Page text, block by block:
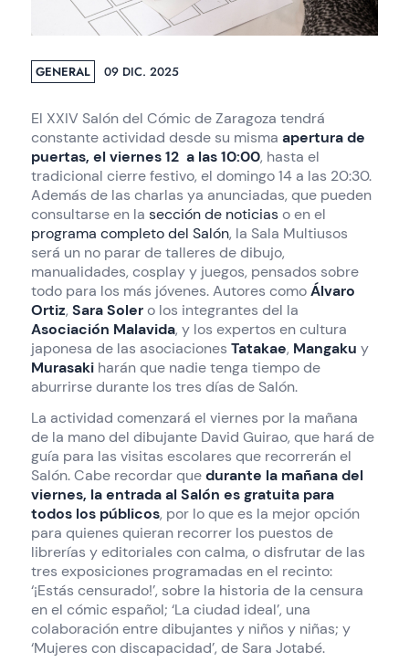
GENERAL 09 DIC. 2025
El XXIV Salón del Cómic de Zaragoza tendrá
constante actividad desde su misma apertura de
puertas, el viernes 12 a las 10:00, hasta el
tradicional cierre festivo, el domingo 14 a las 20:30.
Además de las charlas ya anunciadas, que pueden
consultarse en la sección de noticiaso en el
programa completo del Salón, la Sala Multiusos
será un no parar de talleres de dibujo,
manualidades, cosplay y juegos, pensados sobre
todo para los más jóvenes. Autores comoÁlvaro
Ortiz, Sara Solero los integrantes del la
Asociación Malavida, y los expertos en cultura
japonesa de las asociaciones Tatakae, Mangaku y
Murasakiharán que nadie tenga tiempo de
aburrirse durante los tres días de Salón.
La actividad comenzará el viernes por la mañana
de la mano del dibujante David Guirao, que hará de
guía para las visitas escolares que recorrerán el
Salón. Cabe recordar quedurante la mañana del
viernes, la entrada al Salón es gratuita para
todos los públicos, por lo que es la mejor opción
para quienes quieran recorrer los puestos de
librerías y editoriales con calma, o disfrutar de las
tres exposiciones programadas en el recinto:
‘¡Estás censurado!’, sobre la historia de la censura
en el cómic español; ‘La ciudad ideal’, una
colaboración entre dibujantes y niños y niñas; y
‘Mujeres con discapacidad’, de Sara Jotabé.